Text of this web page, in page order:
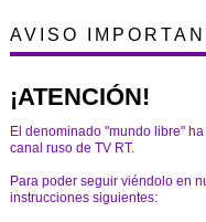
AVISO
¡ATENCIÓN!
El denominado "mundo libre"
canal ruso de TV RT.
Para poder seguir viéndolo en
instrucciones siguientes: